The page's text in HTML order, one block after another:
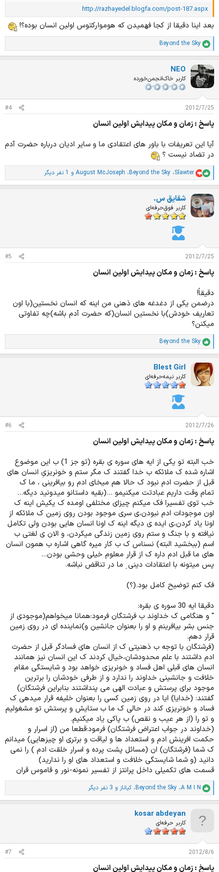
http://razhayedel.blogfa.com/post-187.aspx
بعد اینا دقیقا از کجا فهمیدن که هومواركتوس اولین انسان بوده؟!
ا
م
ت
ی
ا
ز
ت
:
Beyond the Sky
NEO
کاربر خاک‌انجمن‌خورده
2012/7/25
#4
پاسخ : زمان و مکان پیدایش اولین انسان
آیا این تعریفات با باور های اعتقادی ما و سایر ادیان درباره حضرت آدم
در تضاد نیست ؟
ا
م
ت
ی
ا
ز
Slawter، Beyond the Sky، August McJoseph و 1 نفر دیگر
شقایق س.
کاربر فوق‌حرفه‌ای
2012/7/25
#5
پاسخ : زمان و مکان پیدایش اولین انسان
دقیقاً!
درضمن یکی از دغدغه های ذهنی من اینه که انسان نخستین(با اون
تعاریف خودش)با نخستین انسان(که حضرت آدم باشه)چه تفاوتی
میکنن؟
ا
م
ت
ی
ا
ز
Beyond the Sky
Blest Girl
کاربر نیمه‌حرفه‌ای
2012/7/26
#6
پاسخ : زمان و مکان پیدایش اولین انسان
خب البته تو یکی از ایه های سوره ی بقره (تو جز 1) ب این موضوع
اشاره شده ک ملائکه ب خدا گفتند ک مگر ستم و خونریزیِ انسان های
قبل از حضرت ادم نبود ک حالا هم میخای ادم رو بیافرینی ، ما ک
تمام وقت داریم عبادتت میکنیمو ...(بقیه داستانو میدونید دیگه...
خب توی تفسیرا فک میکنم چیزای مختلفی اومده ک یکیش اینه ک
اون موجودات ادم نبودن،ی سری موجود بودن روی زمین ک ملائکه از
اونا یاد کردن،ی ایده ی دیگه اینه ک اونا انسان هایی بودن ولی تکامل
نیافته و با جنگ و ستم روی زمین زندگی میکردن، و الان ی لغتی ب
اسم (ببخشید البته) نسناس ک ب کار میره گاهی اشاره ب همون انسان
های ما قبل ادم داره ک از قرار معلوم خیلی وحشی بودن...
پس میتونه با اعتقادات دینی ِ ما در تناقض نباشه.
فک کنم توضیح کامل بود.(؟)
دقیقا ایه 30 سوره ی بقره:
" و هنگامی ک خداوند ب فرشتگان فرمود:همانا میخواهم(موجودی از
جنس بشر بیافرینم و او را بعنوان جانشین و)نماینده ای در روی زمین
قرار دهم.
(فرشتگان با توجه ب ذهنیتی ک از انسان های فسادگر قبل از حضرت
ادم داشتند با علم محدودشان،خیال کردند ک این انسان نیز همانند
انسان های قبلی اهل فساد و خونریزی خواهد بود و شایستگی مقام
خلافت و جانشینی خداوند را ندارد و از طرفی خودشان را برترین
موجود برای پرستش و عبادت الهی می پنداشتند بنابراین فرشتگان)
گفتند: (خدایا) ایا در روی زمین کسی را بعنوان خلیفه قرار میدهی ک
فساد و خونریزی کند در حالی ک ما ب ستایش و پرستش تو مشغولیم
و تو را (از هر عیب و نقص) ب پاکی یاد میکنیم.
(خداوند در جواب اعتراض فرشتگان) فرمود:قطعا من (از اسرار و
حکمت افرینش ادم و استعداد ها و لیاقت و برتری او چیزهایی) میدانم
ک شما (فرشتگان) ان (مسائل پشت پرده و اسرار خلقت ادم ) را نمی
دانید (و شما شایستگی خلافت و استعداد های او را ندارید)
قسمت های تکمیلی داخل پرانتز از تفسیر نمونه-نور و قاموس قران
ا
م
ت
:
A M I N، Beyond the Sky، كياناز و 3 نفر دیگر
kosar abdeyan
کاربر حرفه‌ای
2012/8/6
#7
پاسخ : زمان و مکان پیدایش اولین انسان